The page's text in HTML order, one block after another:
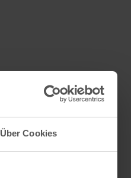
Über Cookies